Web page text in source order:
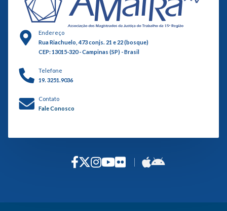
Endereço
Rua Riachuelo, 473 conjs. 21 e 22 (bosque)
CEP: 13015-320 - Campinas (SP) - Brasil
Telefone
19. 3251.9036
Contato
Fale Conosco